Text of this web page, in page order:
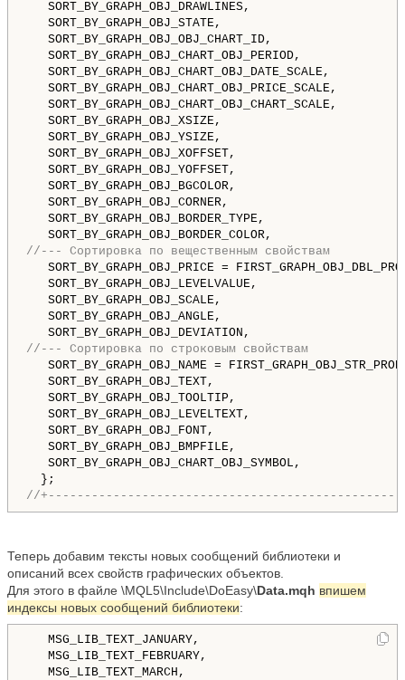
//--- Сортировка по вещественным свойствам
SORT_BY_GRAPH_OBJ_PRICE =
//--- Сортировка по строковым свойствам
SORT_BY_GRAPH_OBJ_NAME =
//
Теперь добавим тексты новых сообщений библиотеки и
описаний всех свойств графических объектов.
Для этого в файле \MQL5\Include\DoEasy\Data.mqh впишем
индексы новых сообщений библиотеки: